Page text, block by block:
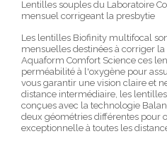
Lentilles souples du Laboratoire
mensuel corrigeant la presbytie
Les lentilles Biofinity multifocal
mensuelles destinées à corriger
Aquaform Comfort Science ces
perméabilité à l'oxygène pour
vous garantir une vision claire et
distance intermédiaire, les
conçues avec la technologie
deux géométries différentes pour
exceptionnelle à toutes les